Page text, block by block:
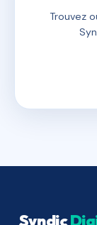
Trouvez
Syndic